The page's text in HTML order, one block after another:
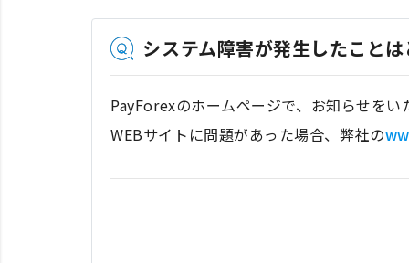
システム障害が発生したこと
PayForexのホームページで、お知らせをい
WEBサイトに問題があった場合、弊社の